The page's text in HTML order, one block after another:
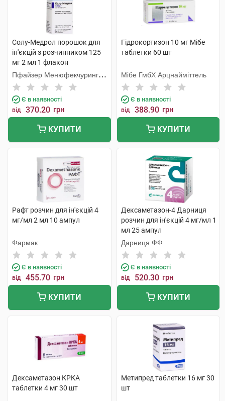
Солу-Медрол порошок для
ін'єкцій з розчинником 125
мг 2 мл 1 флакон
Пфайзер Менюфекчуринг
Бельгія
Є в наявності
від 370.20 грн
КУПИТИ
Гідрокортизон 10 мг Мібе
таблетки 60 шт
Мібе ГмбХ Арцнайміттель
Є в наявності
від 388.90 грн
КУПИТИ
Рафт розчин для ін'єкцій 4
мг/мл 2 мл 10 ампул
Фармак
Є в наявності
від 455.70 грн
КУПИТИ
Дексаметазон-4 Дарниця
розчин для ін'єкцій 4 мг/мл 1
мл 25 ампул
Дарниця ФФ
Є в наявності
від 520.30 грн
КУПИТИ
Дексаметазон КРКА
таблетки 4 мг 30 шт
Метипред таблетки 16 мг 30
шт